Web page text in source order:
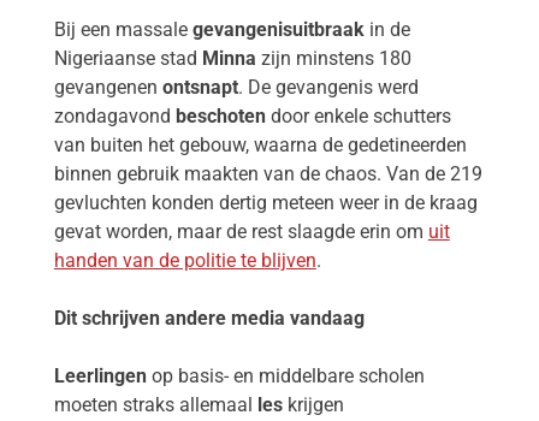
Bij een massale gevangenisuitbraak in de
Nigeriaanse stad Minna zijn minstens 180
gevangenen ontsnapt. De gevangenis werd
zondagavond beschoten door enkele schutters
van buiten het gebouw, waarna de gedetineerden
binnen gebruik maakten van de chaos. Van de 219
gevluchten konden dertig meteen weer in de kraag
gevat worden, maar de rest slaagde erin om uit
handen van de politie te blijven.
Dit schrijven andere media vandaag
Leerlingen op basis- en middelbare scholen
moeten straks allemaal
les krijgen